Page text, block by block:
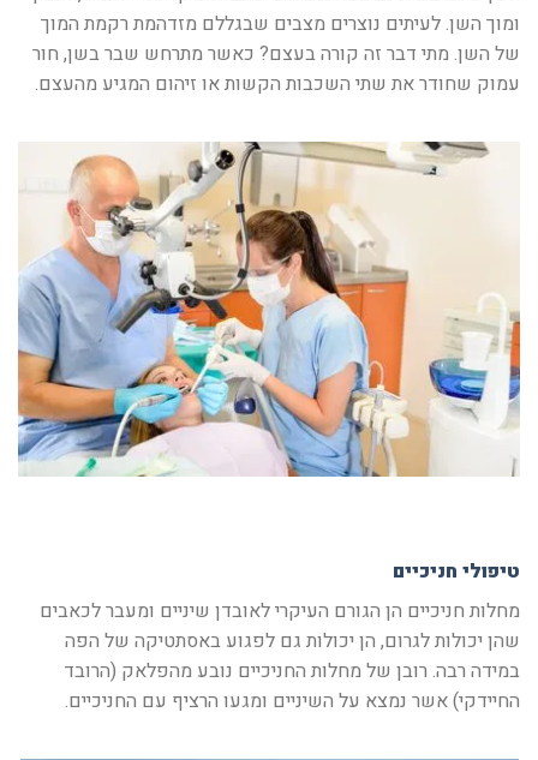
ומוך השן. לעיתים נוצרים מצבים שבגללם מזדהמת רקמת המוך
של השן. מתי דבר זה קורה בעצם? כאשר מתרחש שבר בשן, חור
עמוק שחודר את שתי השכבות הקשות או זיהום המגיע מהעצם.
טיפולי חניכיים
מחלות חניכיים הן הגורם העיקרי לאובדן שיניים ומעבר לכאבים
שהן יכולות לגרום, הן יכולות גם לפגוע באסתטיקה של הפה
במידה רבה. רובן של מחלות החניכיים נובע מהפלאק (הרובד
החיידקי) אשר נמצא על השיניים ומגעו הרציף עם החניכיים.